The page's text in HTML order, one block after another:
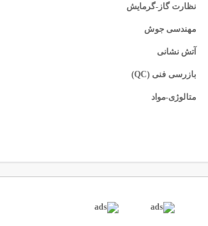
نظارت گاز-گرمایش
مهندسی جوش
آتش نشانی
بازرسی فنی (QC)
متالوژی-مواد